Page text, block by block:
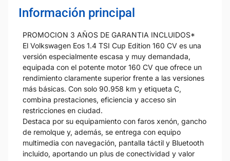
Información principal
PROMOCION 3 AÑOS DE GARANTIA INCLUIDOS*
El Volkswagen Eos 1.4 TSI Cup Edition 160 CV es una
versión especialmente escasa y muy demandada,
equipada con el potente motor 160 CV que ofrece un
rendimiento claramente superior frente a las versiones
más básicas. Con solo 90.958 km y etiqueta C,
combina prestaciones, eficiencia y acceso sin
restricciones en ciudad.
Destaca por su equipamiento con faros xenón, gancho
de remolque y, además, se entrega con equipo
multimedia con navegación, pantalla táctil y Bluetooth
incluido, aportando un plus de conectividad y valor